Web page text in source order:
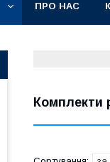
ПРО НАС
Комплекти